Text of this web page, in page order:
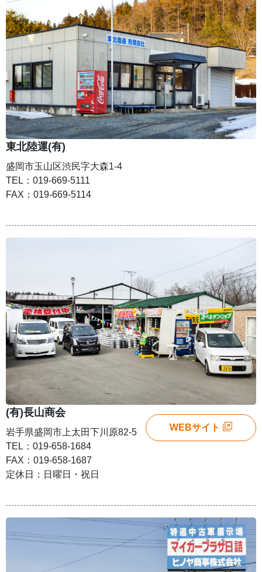
東北陸運(有)
盛岡市玉山区渋民字大森1-4
TEL：019-669-5111
FAX：019-669-5114
(有)長山商会
岩手県盛岡市上太田下川原82-5
TEL：019-658-1684
FAX：019-658-1687
定休日：日曜日・祝日
WEBサイト